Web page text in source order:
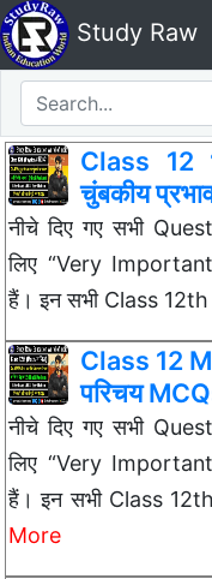
Study Raw
Class 12
चुंबकीय
नीचे दिए गए सभी
लिए “Very Important
हैं। इन सभी Class
Class 12
परिचय
नीचे दिए गए सभी
लिए “Very Important
हैं। इन सभी Class
More